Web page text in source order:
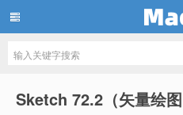
Sketch 72.2（矢量绘